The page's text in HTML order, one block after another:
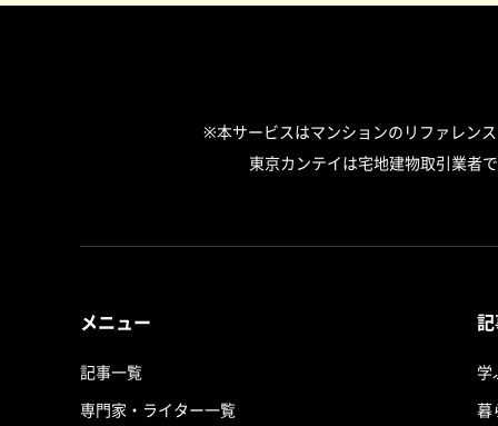
※本サービスはマンションのリファレン
東京カンテイは宅地建物取引業者
メニュー
記事一覧
専門家・ライター一覧
学
暮